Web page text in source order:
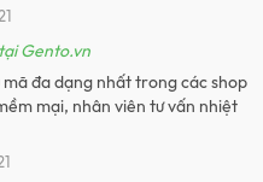
Gento.vn
mã đa dạng nhất trong các shop
mại, nhân viên tư vấn nhiệt